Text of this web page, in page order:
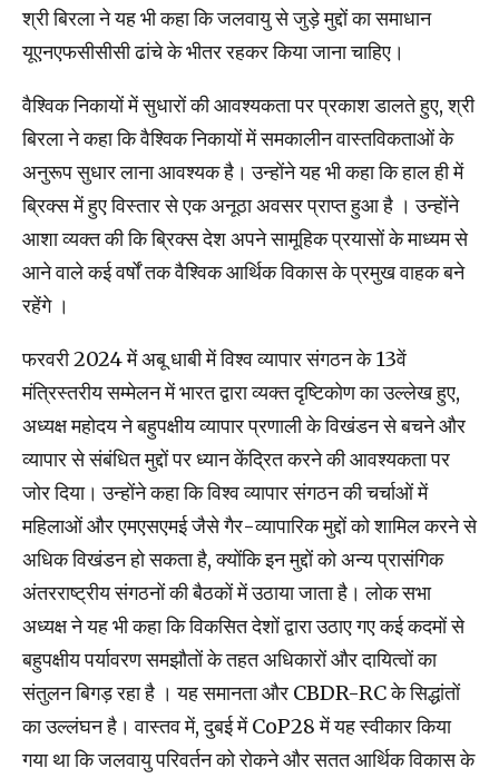
श्री बिरला ने यह भी कहा कि जलवायु से जुड़े मुद्दों का समाधान
यूएनएफसीसीसी ढांचे के भीतर रहकर किया जाना चाहिए।
वैश्विक निकायों में सुधारों की आवश्यकता पर प्रकाश डालते हुए, श्री
बिरला ने कहा कि वैश्विक निकायों में समकालीन वास्तविकताओं के
अनुरूप सुधार लाना आवश्यक है। उन्होंने यह भी कहा कि हाल ही में
ब्रिक्स में हुए विस्तार से एक अनूठा अवसर प्राप्त हुआ है । उन्होंने
आशा व्यक्त की कि ब्रिक्स देश अपने सामूहिक प्रयासों के माध्यम से
आने वाले कई वर्षों तक वैश्विक आर्थिक विकास के प्रमुख वाहक बने
रहेंगे ।
फरवरी 2024 में अबू धाबी में विश्व व्यापार संगठन के 13वें
मंत्रिस्तरीय सम्मेलन में भारत द्वारा व्यक्त दृष्टिकोण का उल्लेख हुए,
अध्यक्ष महोदय ने बहुपक्षीय व्यापार प्रणाली के विखंडन से बचने और
व्यापार से संबंधित मुद्दों पर ध्यान केंद्रित करने की आवश्यकता पर
जोर दिया। उन्होंने कहा कि विश्व व्यापार संगठन की चर्चाओं में
महिलाओं और एमएसएमई जैसे गैर-व्यापारिक मुद्दों को शामिल करने से
अधिक विखंडन हो सकता है, क्योंकि इन मुद्दों को अन्य प्रासंगिक
अंतरराष्ट्रीय संगठनों की बैठकों में उठाया जाता है। लोक सभा
अध्यक्ष ने यह भी कहा कि विकसित देशों द्वारा उठाए गए कई कदमों से
बहुपक्षीय पर्यावरण समझौतों के तहत अधिकारों और दायित्वों का
संतुलन बिगड़ रहा है । यह समानता और CBDR-RC के सिद्धांतों
का उल्लंघन है। वास्तव में, दुबई में CoP28 में यह स्वीकार किया
गया था कि जलवायु परिवर्तन को रोकने और सतत आर्थिक विकास के